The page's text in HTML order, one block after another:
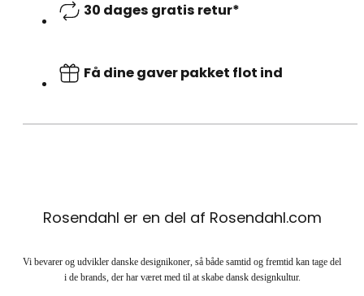
30 dages gratis retur*
Få dine gaver pakket flot ind
Rosendahl er en del af Rosendahl.com
Vi bevarer og udvikler danske designikoner, så både samtid og fremtid kan tage del
i de brands, der har været med til at skabe dansk designkultur.